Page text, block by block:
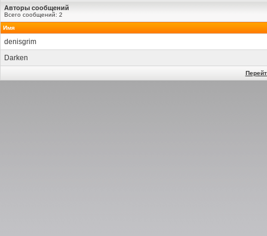
Авторы сообщений
Всего сообщений: 2
Имя
denisgrim
Darken